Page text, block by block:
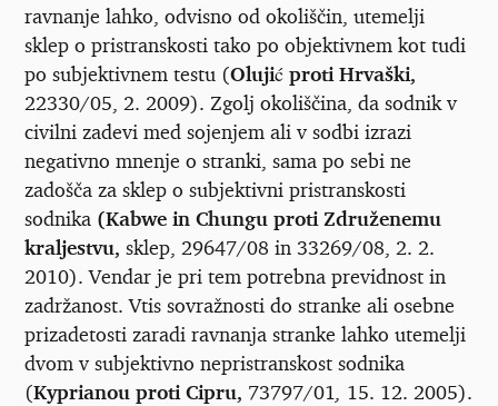
ravnanje lahko, odvisno od okoliščin, utemelji
sklep o pristranskosti tako po objektivnem kot tudi
po subjektivnem testu (Olujić proti Hrvaški,
22330/05, 2. 2009). Zgolj okoliščina, da sodnik v
civilni zadevi med sojenjem ali v sodbi izrazi
negativno mnenje o stranki, sama po sebi ne
zadošča za sklep o subjektivni pristranskosti
sodnika (Kabwe in Chungu proti Združenemu
kraljestvu, sklep, 29647/08 in 33269/08, 2. 2.
2010). Vendar je pri tem potrebna previdnost in
zadržanost. Vtis sovražnosti do stranke ali osebne
prizadetosti zaradi ravnanja stranke lahko utemelji
dvom v subjektivno nepristranskost sodnika
(Kyprianou proti Cipru, 73797/01
15. 12. 2005).